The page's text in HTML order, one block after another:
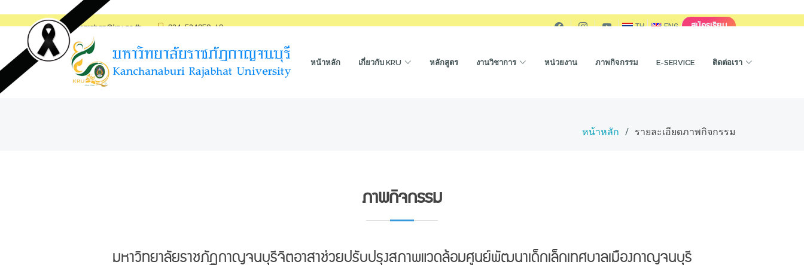
saraban@kru.ac.th 034-534059-60 TH ENG สมัครเรียน
หน้าหลัก เกี่ยวกับ KRU หลักสูตร งานวิชาการ หน่วยงาน ภาพกิจกรรม E-SERVICE ติดต่อเรา
หน้าหลัก รายละเอียดภาพกิจกรรม
ภาพกิจกรรม
มหาวิทยาลัยราชภัฏกาญจนบุรีจิตอาสาช่วยปรับปรุงสภาพแวดล้อมศูนย์พัฒนาเด็กเล็กเทศบาลเมืองกาญจนบุรี